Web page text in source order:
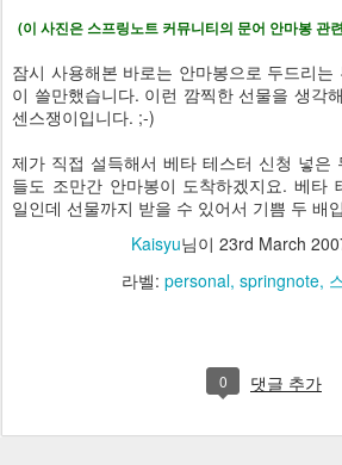
(이 사진은 스프링노트 커뮤니티의 문어 안마봉 관
잠시 사용해본 바로는 안마봉으로 두드리는
이 쓸만했습니다. 이런 깜찍한 선물을 생각
센스쟁이입니다. ;-)
제가 직접 설득해서 베타 테스터 신청 넣은
들도 조만간 안마봉이 도착하겠지요. 베타
일인데 선물까지 받을 수 있어서 기쁨 두 배
Kaisyu님이 23rd March
라벨: personal springnote
0 댓글 추가